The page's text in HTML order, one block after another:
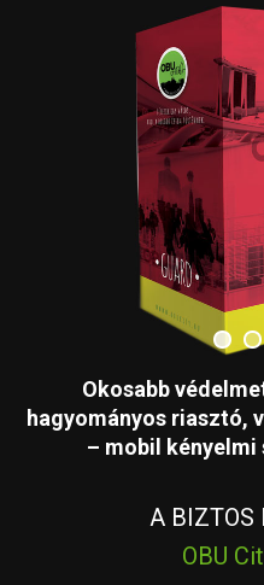
Okosabb
hagyományos riasztó,
– mobil
A BIZTOS
OBU